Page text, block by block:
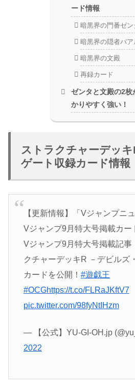
ード情報
暗黒界の門番ゼン
暗黒界の隠者パア
暗黒界の文殿
再録カード
ゼンタと文殿の2枚
かりやすく強い！
ストラクチャーデッキ
ゲート収録カード情報
【更新情報】「Vジャンプニ
Vジャンプ9月特大号掲載カー
Vジャンプ9月特大号掲載記
クチャーデッキR －デビルズ
カードを公開！ #遊戯王
#OCGhttps://t.co/FLRaJKftV7
pic.twitter.com/98fyNtIHzm
— 【公式】YU-GI-OH.jp
2022